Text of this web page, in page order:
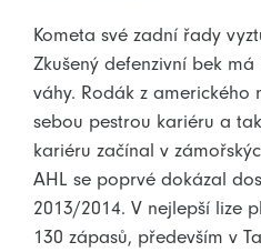
Kometa své zadní řady
Zkušený defenzivní bek
váhy. Rodák z amerického
sebou pestrou kariéru a
kariéru začínal v
AHL se poprvé dokázal
2013/2014. V nejlepší lize
130 zápasů, především v